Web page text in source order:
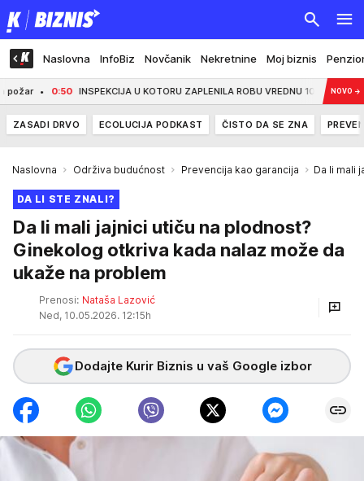
Naslovna InfoBiz Novčanik Nekretnine Moj biznis
INSPEKCIJA U KOTORU ZAPLENILA ROBU VREDNU 10.000 EVRA: Izdato
NOVO →
ZASADI DRVO ECOLUCIJA PODKAST ČISTO DA SE ZNA
Naslovna Održiva budućnost Prevencija kao garancija Da li mali
DA LI STE ZNALI?
Da li mali jajnici utiču na plodnost?
Ginekolog otkriva kada nalaz može da
ukaže na problem
Prenosi: Nataša Lazović
Ned, 10.05.2026. 12:15h
Dodajte Kurir Biznis u vaš Google izbor